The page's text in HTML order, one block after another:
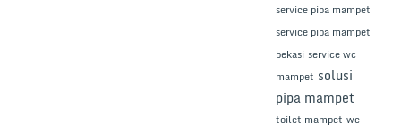
service pipa mampet
service pipa mampet
bekasi service wc
mampet solusi
pipa mampet
toilet mampet wc